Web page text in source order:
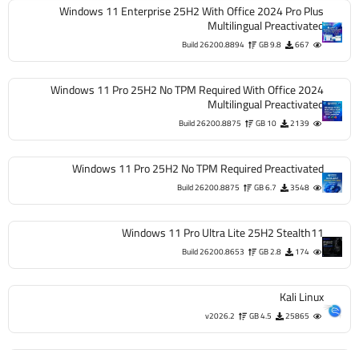
Windows 11 Enterprise 25H2 With Office 2024 Pro Plus
Multilingual Preactivated
667
9.8 GB
Build 26200.8894
Windows 11 Pro 25H2 No TPM Required With Office 2024
Multilingual Preactivated
2139
10 GB
Build 26200.8875
Windows 11 Pro 25H2 No TPM Required Preactivated
3548
6.7 GB
Build 26200.8875
Windows 11 Pro Ultra Lite 25H2 Stealth11
174
2.8 GB
Build 26200.8653
Kali Linux
25865
4.5 GB
v2026.2